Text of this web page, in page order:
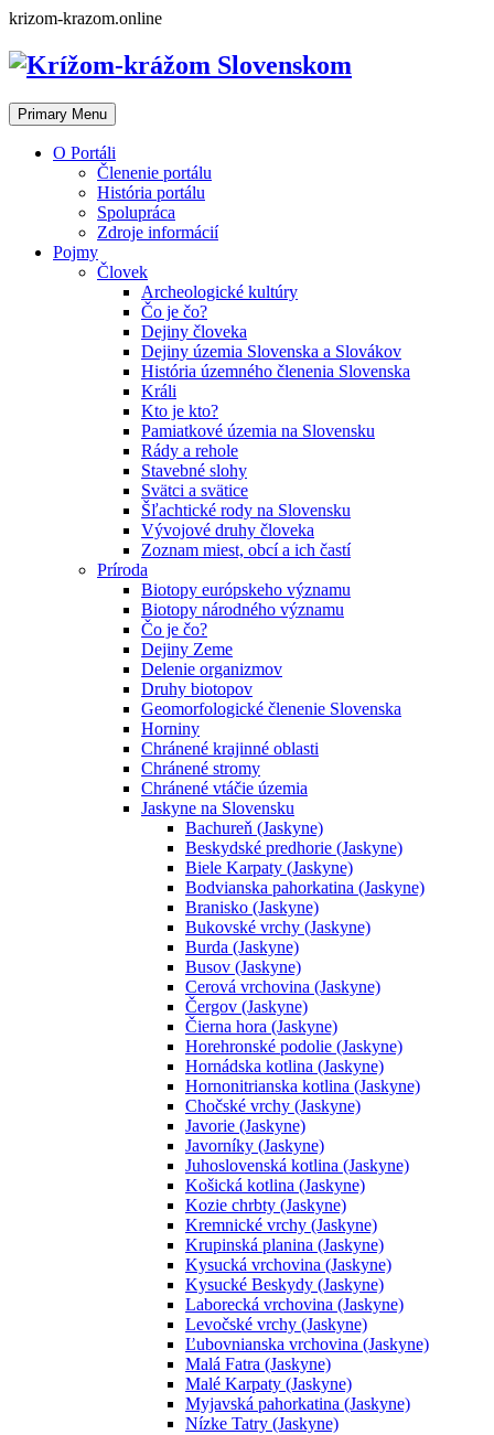
Skip
content
krizom-krazom.online
Primary Menu
O Portáli
Členenie portálu
História portálu
Spolupráca
Zdroje informácií
Pojmy
Človek
Archeologické kultúry
Čo je čo?
Dejiny človeka
Dejiny územia Slovenska a Slovákov
História územného členenia Slovenska
Králi
Kto je kto?
Pamiatkové územia na Slovensku
Rády a rehole
Stavebné slohy
Svätci a svätice
Šľachtické rody na Slovensku
Vývojové druhy človeka
Zoznam miest, obcí a ich častí
Príroda
Biotopy európskeho významu
Biotopy národného významu
Čo je čo?
Dejiny Zeme
Delenie organizmov
Druhy biotopov
Geomorfologické členenie Slovenska
Horniny
Chránené krajinné oblasti
Chránené stromy
Chránené vtáčie územia
Jaskyne na Slovensku
Bachureň (Jaskyne)
Beskydské predhorie (Jaskyne)
Biele Karpaty (Jaskyne)
Bodvianska pahorkatina (Jaskyne)
Branisko (Jaskyne)
Bukovské vrchy (Jaskyne)
Burda (Jaskyne)
Busov (Jaskyne)
Cerová vrchovina (Jaskyne)
Čergov (Jaskyne)
Čierna hora (Jaskyne)
Horehronské podolie (Jaskyne)
Hornádska kotlina (Jaskyne)
Hornonitrianska kotlina (Jaskyne)
Chočské vrchy (Jaskyne)
Javorie (Jaskyne)
Javorníky (Jaskyne)
Juhoslovenská kotlina (Jaskyne)
Košická kotlina (Jaskyne)
Kozie chrbty (Jaskyne)
Kremnické vrchy (Jaskyne)
Krupinská planina (Jaskyne)
Kysucká vrchovina (Jaskyne)
Kysucké Beskydy (Jaskyne)
Laborecká vrchovina (Jaskyne)
Levočské vrchy (Jaskyne)
Ľubovnianska vrchovina (Jaskyne)
Malá Fatra (Jaskyne)
Malé Karpaty (Jaskyne)
Myjavská pahorkatina (Jaskyne)
Nízke Tatry (Jaskyne)